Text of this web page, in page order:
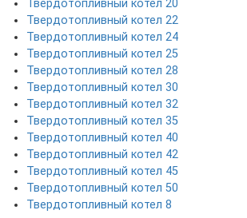
Твердотопливный котел 20
Твердотопливный котел 22
Твердотопливный котел 24
Твердотопливный котел 25
Твердотопливный котел 28
Твердотопливный котел 30
Твердотопливный котел 32
Твердотопливный котел 35
Твердотопливный котел 40
Твердотопливный котел 42
Твердотопливный котел 45
Твердотопливный котел 50
Твердотопливный котел 8